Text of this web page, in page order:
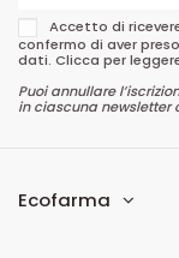
Accetto di
confermo di aver
dati. Clicca per
Puoi annullare
in ciascuna newsletter
Ecofarma